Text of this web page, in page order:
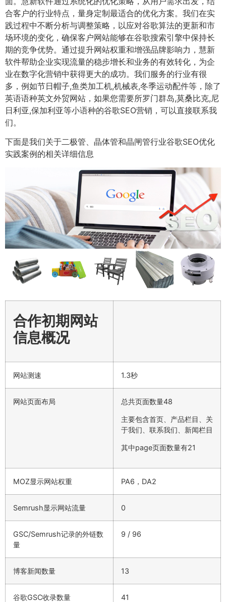
合客户的行业特点，量身定制最适合的优化方案。我们在实
践过程中不断分析与调整策略，以应对谷歌算法的更新和市
场环境的变化，确保客户网站能够在谷歌搜索引擎中保持长
期的竞争优势。通过提升网站权重和增强品牌影响力，慧新
软件帮助企业实现流量的稳步增长和业务的有效转化，为企
业在数字化营销中获得更大的成功。我们服务的行业有很
多，例如节日帽子,鱼类加工机,机械表,冬季运动配件等，除了
英语语种英文外贸网站，如果您需要所罗门群岛,莫桑比克,尼
日利亚,保加利亚等小语种的谷歌SEO营销，可以直接联系我
们。
下面是我们关于二极管、晶体管和晶闸管行业谷歌SEO优化
实践案例的相关详细信息
合作初期网站
信息概况
网站测速 1.3秒
网站页面布局 总共页面数量48
主要包含首页、产品栏目、关
于我们、联系我们、新闻栏目
其中page页面数量有21
MOZ显示网站权重 PA6，DA2
Semrush显示网站流量 0
GSC/Semrush记录的外链数
量
9 / 96
博客新闻数量 13
谷歌GSC收录数量 41